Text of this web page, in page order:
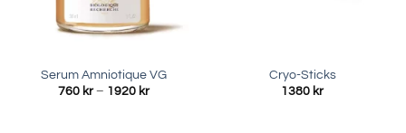
Serum Amniotique VG
760 kr – 1920 krPrisintervall:
Cryo-Sticks
1380 kr